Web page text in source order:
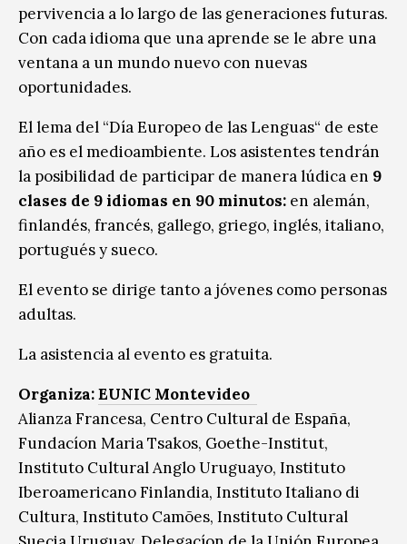
pervivencia a lo largo de las generaciones futuras.
Con cada idioma que una aprende se le abre una
ventana a un mundo nuevo con nuevas
oportunidades.
El lema del “Día Europeo de las Lenguas“ de este
año es el medioambiente. Los asistentes tendrán
la posibilidad de participar de manera lúdica en 9
clases de 9 idiomas en 90 minutos: en alemán,
finlandés, francés, gallego, griego, inglés, italiano,
portugués y sueco.
El evento se dirige tanto a jóvenes como personas
adultas.
La asistencia al evento es gratuita.
Organiza:EUNIC Montevideo
Alianza Francesa, Centro Cultural de España,
Fundacíon Maria Tsakos, Goethe-Institut,
Instituto Cultural Anglo Uruguayo, Instituto
Iberoamericano Finlandia, Instituto Italiano di
Cultura, Instituto Camões, Instituto Cultural